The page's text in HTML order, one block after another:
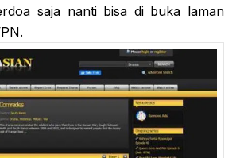
saja nanti bisa di buka laman